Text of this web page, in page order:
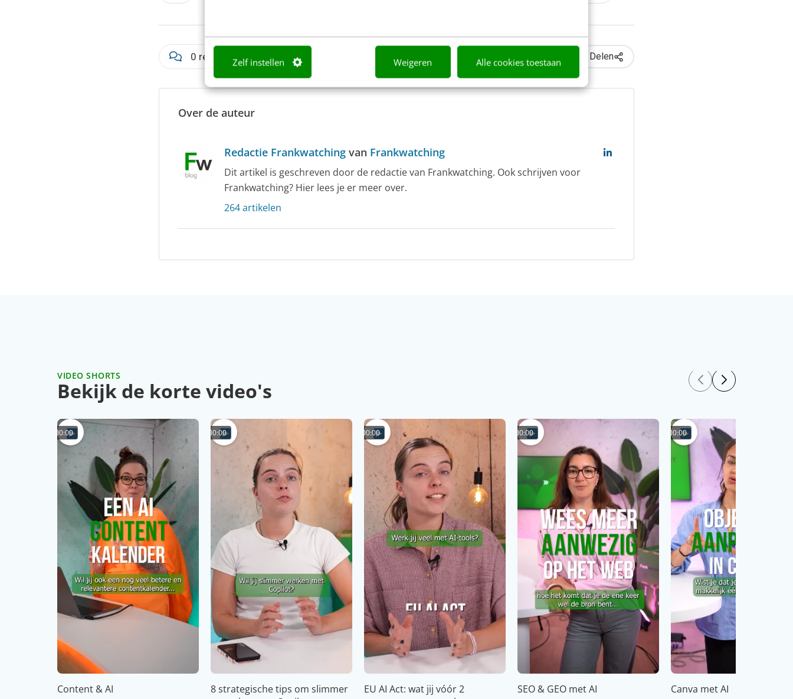
Zelf instellen Weigeren Alle cookies toestaan
0 reacties - Plaats als eerste een reactie! Delen
Over de auteur
Redactie Frankwatchingvan Frankwatching
Dit artikel is geschreven door de redactie van Frankwatching. Ook schrijven voor
Frankwatching? Hier lees je er meer over.
264 artikelen
VIDEO SHORTS
Bekijk de korte video's
00:00
Content & AI
00:00
8 strategische tips om slimmer
00:00
EU AI Act: wat jij vóór 2
00:00
SEO & GEO met AI
00:00
Canva met AI